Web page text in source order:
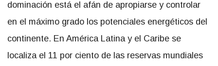
dominación está el afán de apropiarse y controlar
en el máximo grado los potenciales energéticos del
continente. En América Latina y el Caribe se
localiza el 11 por ciento de las reservas mundiales